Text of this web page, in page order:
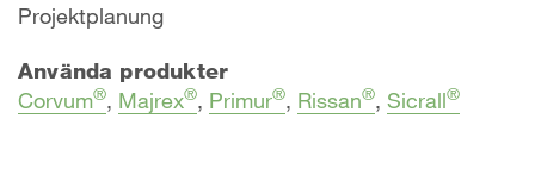
Projektplanung
Använda produkter
Corvum®, Majrex®, Primur®, Rissan®, Sicrall®